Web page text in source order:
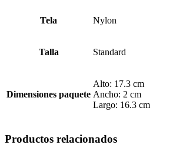
Tela Nylon
Talla Standard
Dimensiones paquete
Alto: 17.3 cm
Ancho: 2 cm
Largo: 16.3 cm
Productos relacionados